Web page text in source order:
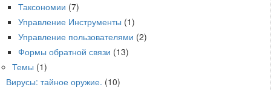
Таксономии (7)
Управление Инструменты (1)
Управление пользователями (2)
Формы обратной связи (13)
Темы (1)
Вирусы: тайное оружие. (10)